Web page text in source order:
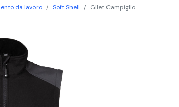
da lavoro Soft Shell Gilet Campiglio